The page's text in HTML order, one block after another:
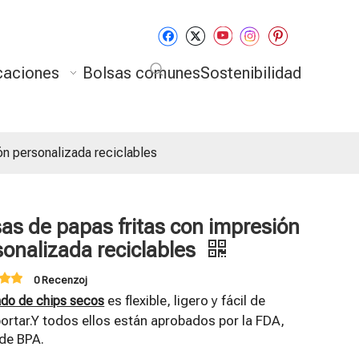
Bolsas comunesSostenibilidad
personalizada reciclables
de papas fritas con impresión
reciclables
0 Recenzoj
de chips secos es flexible, ligero y fácil de
todos ellos están aprobados por la FDA,
BPA.